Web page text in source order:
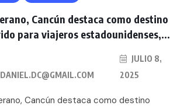
Cancún destaca como destino
para viajeros estadounidenses,...
JULIO 8,
2025
Cancún destaca como destino